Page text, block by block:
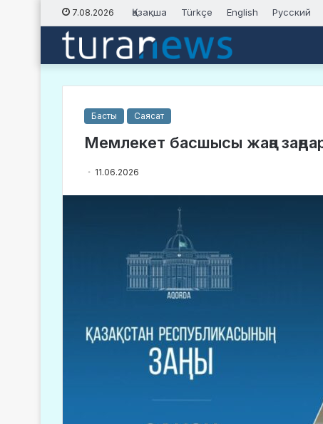
7.08.2026 Қазақша Türkçe English Русский
Басты Саясат
Мемлекет басшысы жаңа
11.06.2026